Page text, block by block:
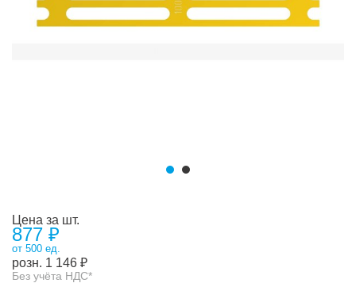
Цена за шт.
877 ₽
от 500 ед.
розн. 1 146 ₽
Без учёта НДС*